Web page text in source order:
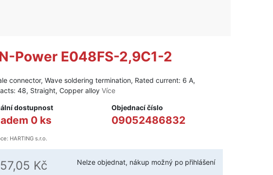
Power E048FS-2,9C1-2
connector, Wave soldering termination, Rated current: 6 A,
48, Straight, Copper alloyVíce
dostupnost
0 ks
Objednací číslo
09052486832
HARTING s.r.o.
Kč Nelze objednat, nákup možný po přihlášení